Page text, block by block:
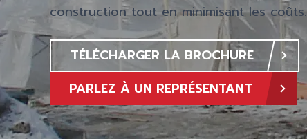
construction tout en minimisant les coûts.
TÉLÉCHARGER LA BROCHURE
PARLEZ À UN REPRÉSENTANT